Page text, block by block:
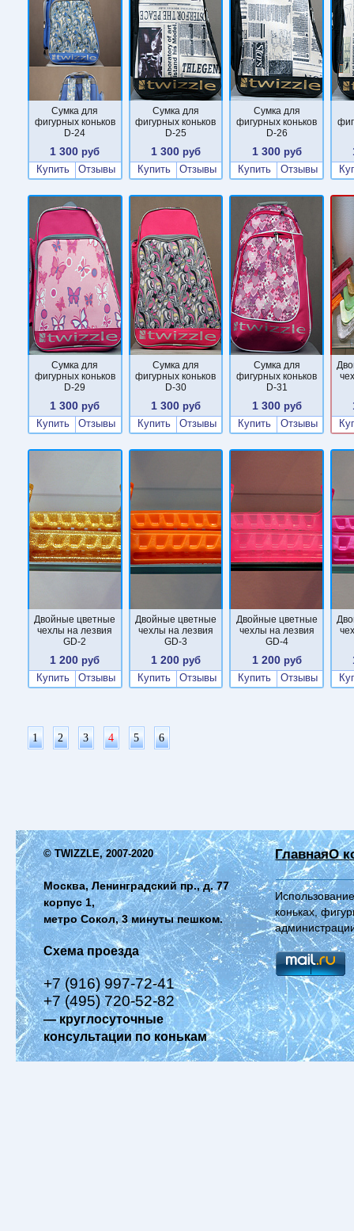
Сумка для
фигурных коньков
D-24
1 300 руб
Купить
Отзывы
Сумка для
фигурных коньков
D-25
1 300 руб
Купить
Отзывы
Сумка для
фигурных коньков
D-26
1 300руб
Купить
Отзывы
Сумка для
фигурных коньков
D-29
1 300 руб
Купить
Отзывы
Сумка для
фигурных коньков
D-30
1 300 руб
Купить
Отзывы
Сумка для
фигурных коньков
D-31
1 300руб
Купить
Отзывы
Двойные цветные
чехлы на лезвия
GD-2
1 200 руб
Купить
Отзывы
Двойные цветные
чехлы на лезвия
GD-3
1 200 руб
Купить
Отзывы
Двойные цветные
чехлы на лезвия
GD-4
1 200руб
Купить
Отзывы
1 2 3 4 5 6
© TWIZZLE, 2007-2020
Москва, Ленинградский пр., д. 77
корпус 1,
метро Сокол, 3 минуты пешком.
Схема проезда
+7 (916) 997-72-41
+7 (495) 720-52-82
— круглосуточные
консультации по конькам
ГлавнаяО
коньках,